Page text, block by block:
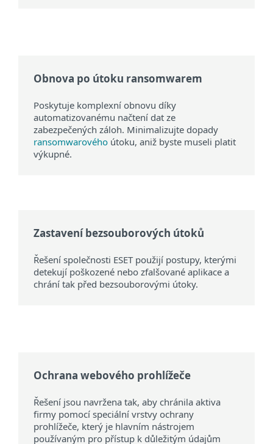
Obnova po útoku ransomwarem
Poskytuje komplexní obnovu díky
automatizovanému načtení dat ze
zabezpečených záloh. Minimalizujte dopady
ransomwarového útoku, aniž byste museli platit
výkupné.
Zastavení bezsouborových útoků
Řešení společnosti ESET použijí postupy, kterými
detekují poškozené nebo zfalšované aplikace a
chrání tak před bezsouborovými útoky.
Ochrana webového prohlížeče
Řešení jsou navržena tak, aby chránila aktiva
firmy pomocí speciální vrstvy ochrany
prohlížeče, který je hlavním nástrojem
používaným pro přístup k důležitým údajům